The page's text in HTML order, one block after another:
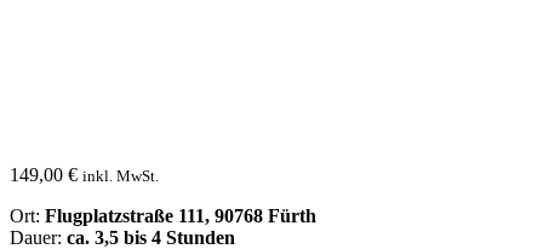
149,00 € inkl. MwSt.
Ort: Flugplatzstraße 111, 90768 Fürth
Dauer: ca. 3,5 bis 4 Stunden